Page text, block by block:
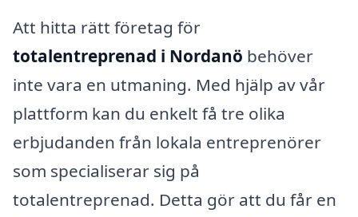
Att hitta rätt företag för
totalentreprenad i Nordanö behöver
inte vara en utmaning. Med hjälp av vår
plattform kan du enkelt få tre olika
erbjudanden från lokala entreprenörer
som specialiserar sig på
totalentreprenad. Detta gör att du får en